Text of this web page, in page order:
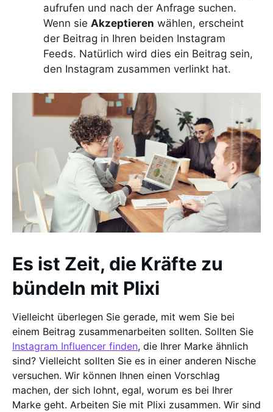
aufrufen und nach der Anfrage suchen.
Wenn sie Akzeptieren wählen, erscheint
der Beitrag in Ihren beiden Instagram
Feeds. Natürlich wird dies ein Beitrag sein,
den Instagram zusammen verlinkt hat.
Es ist Zeit, die Kräfte zu
bündeln mit Plixi
Vielleicht überlegen Sie gerade, mit wem Sie bei
einem Beitrag zusammenarbeiten sollten. Sollten Sie
Instagram Influencer finden, die Ihrer Marke ähnlich
sind? Vielleicht sollten Sie es in einer anderen Nische
versuchen. Wir können Ihnen einen Vorschlag
machen, der sich lohnt, egal, worum es bei Ihrer
Marke geht. Arbeiten Sie mit Plixi zusammen. Wir sind